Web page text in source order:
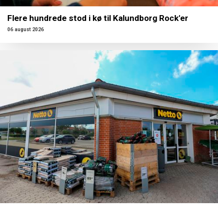
Flere hundrede stod i kø til Kalundborg Rock'er
06 august 2026